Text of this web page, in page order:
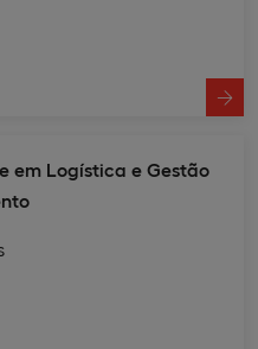
em Logística e Gestão